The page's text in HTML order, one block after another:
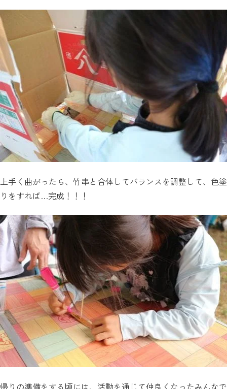
上手く曲がったら、竹串と合体してバランスを調整して、色塗
りをすれば…完成！！！
帰りの準備をする頃には、活動を通じて仲良くなったみんなで